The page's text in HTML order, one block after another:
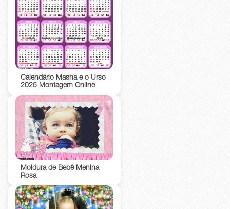
Calendário Masha e o Urso
2025 Montagem Online
Moldura de Bebê Menina
Rosa